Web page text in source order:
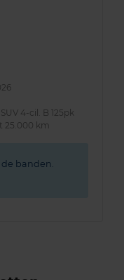
4-cil. B 125pk
25.000 km
banden.